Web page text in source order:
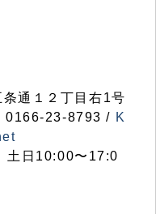
通１２丁目右1号
0166-23-8793 / K
日10:00〜17:0